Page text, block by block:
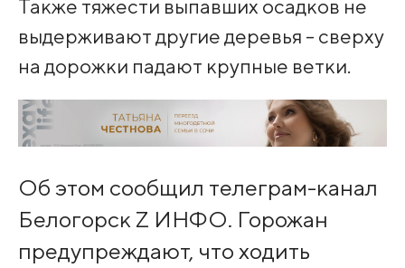
Также тяжести выпавших осадков не
выдерживают другие деревья - сверху
на дорожки падают крупные ветки.
Об этом сообщил телеграм-канал
Белогорск Z ИНФО. Горожан
предупреждают, что ходить